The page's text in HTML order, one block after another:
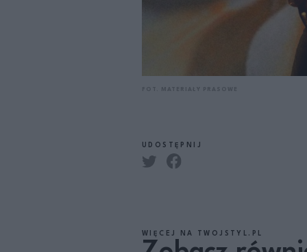
UDOSTĘPNIJ
WIĘCEJ NA TWOJSTYL.PL